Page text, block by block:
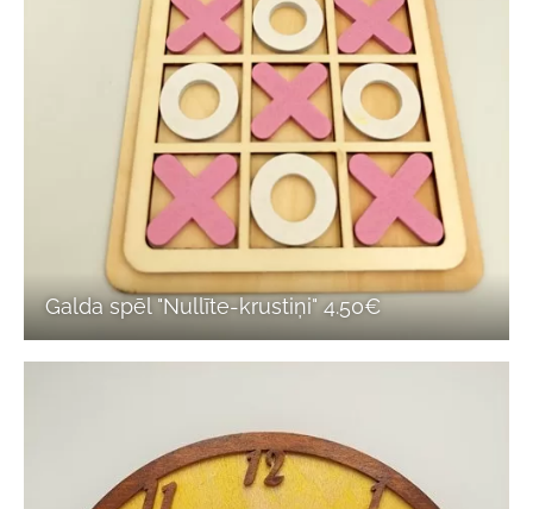
Galda spēl "Nullīte-krustiņi" 4.50€